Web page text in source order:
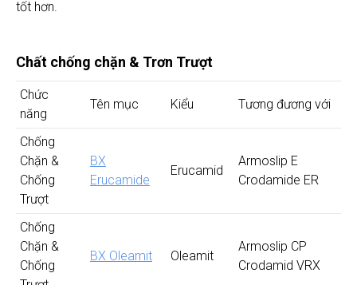
tốt hơn.
Chất chống chặn & Trơn Trượt
Chức
năng
Tên mục Kiểu Tương đương với
Chống
Chặn &
Chống
Trượt
BX
Erucamide
Erucamid
Armoslip E
Crodamide ER
Chống
Chặn &
Chống
BX Oleamit Oleamit
Armoslip CP
Crodamid VRX